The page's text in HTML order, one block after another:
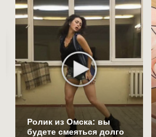
Ролик из Омска: вы
будете смеяться долго